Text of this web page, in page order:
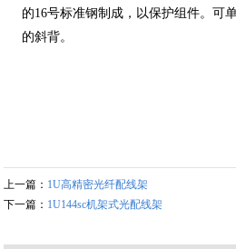
的16号标准钢制成，以保护组件。可
的斜背。
上一篇： 1U高精密光纤配线架
下一篇： 1U144sc机架式光配线架